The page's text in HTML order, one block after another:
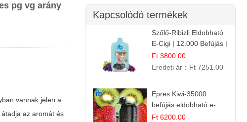
pg vg arány
vannak jelen a
az aromát és
Kapcsolódó termékek
Szőlő-Ribizli Eldobható
E-Cigi | 12.000 Befújás |
Friss Gyümölcs Íz
Ft 3800.00
Eredeti ár： Ft 7251.00
Epres Kiwi-35000
befújás eldobható e-
cigaretta
Ft 6200.00